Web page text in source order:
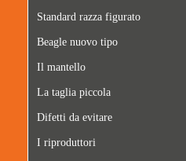
Standard razza figurato
Beagle nuovo tipo
Il mantello
La taglia piccola
Difetti da evitare
I riproduttori